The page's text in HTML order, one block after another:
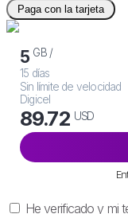
Paga con la tarjeta
5 GB /
15 días
Sin límite de velocidad
Digicel
89.72 USD
He verificado y mi